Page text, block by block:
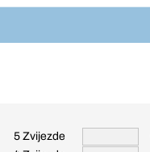
5 Zvijezde